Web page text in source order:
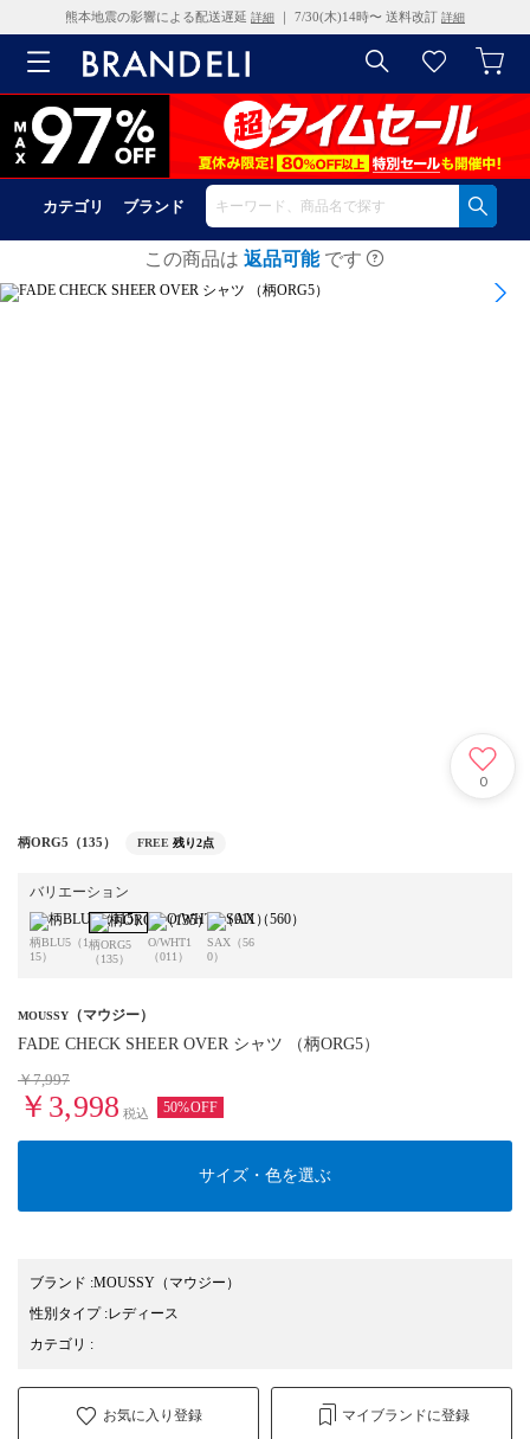
熊本地震の影響による配送遅延 詳細 ｜ 7/30(木)14時〜 送料改訂 詳細
カテゴリ ブランド
この商品は 返品可能 です
1/22
0
柄ORG5（135） FREE 残り2点
バリエーション
柄BLU5（1
15）
柄ORG5
（135）
O/WHT1
（011）
SAX（56
0）
MOUSSY （マウジー）
FADE CHECK SHEER OVER シャツ （柄ORG5）
￥7,997
￥3,998 税込 50%OFF
サイズ・色を選ぶ
ブランド :MOUSSY （マウジー）
性別タイプ:レディース
カテゴリ :
お気に入り登録 マイブランドに登録